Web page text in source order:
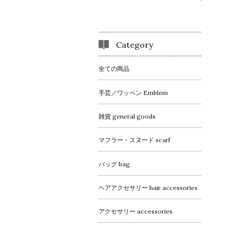
Category
全ての商品
手芸／ワッペン Emblem
雑貨 general goods
マフラー・スヌード scarf
バッグ bag
ヘアアクセサリー hair accessories
アクセサリー accessories